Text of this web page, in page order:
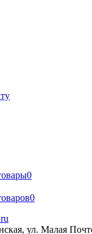
0
0
ул. Малая